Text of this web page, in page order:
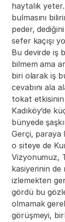
haytalık
bulmasını
peder,
sefer kaçışı
Bu devirde iş
bilmem ama
biri olarak iş
cevabını ala
tokat etkisinin
Kadıköy’de
bünyede
Gerçi, paraya
o siteye de
Vizyonumuz,
kasiyerinin
izlemekten
gördü bu
olmamak
görüşmeyi,